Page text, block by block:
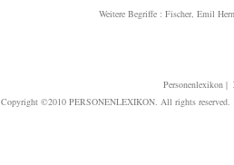
Weitere Begriffe : Fischer, Emil
Personenlexikon|
Copyright ©2010 PERSONENLEXIKON. All rights